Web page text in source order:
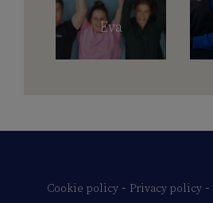
Eva
Cookie policy- Privacy policy-